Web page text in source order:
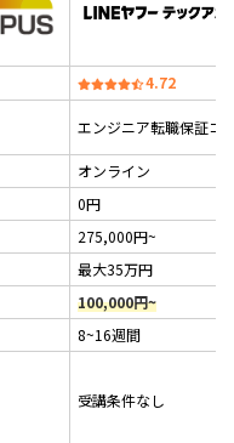
4.72
エンジニア転職保証コ
オンライン
0円
275,000円~
最大35万円
100,000円~
8~16週間
受講条件なし